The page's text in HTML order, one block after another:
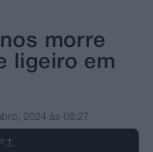
morre
ligeiro em
2024 às 08:27